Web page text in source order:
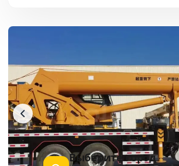
Выберите город